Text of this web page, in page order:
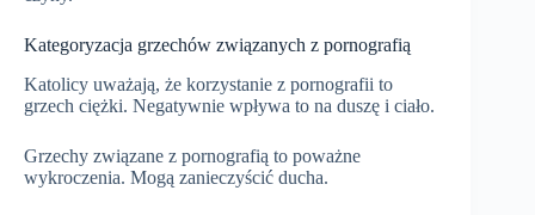
Kategoryzacja grzechów związanych z pornografią
Katolicy uważają, że korzystanie z pornografii to
grzech ciężki. Negatywnie wpływa to na duszę i ciało.
Grzechy związane z pornografią to poważne
wykroczenia. Mogą zanieczyścić ducha.